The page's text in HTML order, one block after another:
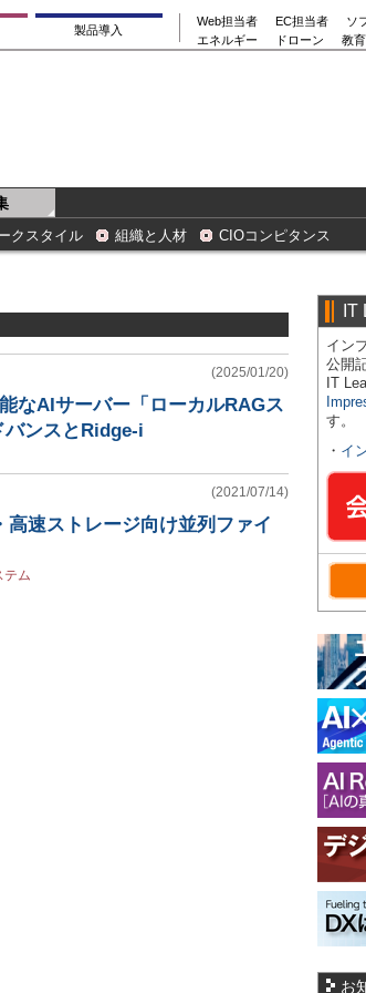
製品導入
Web担当者 EC担当者
ソ
エネルギー
ドローン 教
クスタイル 組織と人材 CIOコンピタンス
(2025/01/20)
なAIサーバー「ローカルRAGス
バンスとRidge-i
(2021/07/14)
速ストレージ向け並列ファイ
テム
IT
イン
公開
IT
す。
・ イ
お